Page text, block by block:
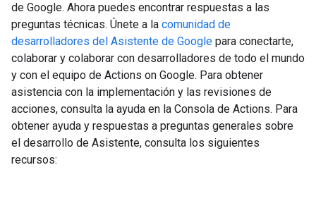
de Google. Ahora puedes encontrar respuestas a las
preguntas técnicas. Únete a la comunidad de
desarrolladores del Asistente de Google para conectarte,
colaborar y colaborar con desarrolladores de todo el mundo
y con el equipo de Actions on Google. Para obtener
asistencia con la implementación y las revisiones de
acciones, consulta la ayuda en la Consola de Actions. Para
obtener ayuda y respuestas a preguntas generales sobre
el desarrollo de Asistente, consulta los siguientes
recursos: